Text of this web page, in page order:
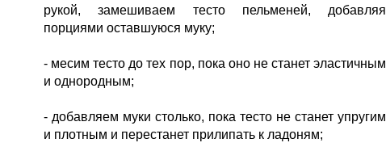
рукой, замешиваем тесто пельменей, добавляя
порциями оставшуюся муку;
- месим тесто до тех пор, пока оно не станет эластичным
и однородным;
- добавляем муки столько, пока тесто не станет упругим
и плотным и перестанет прилипать к ладоням;